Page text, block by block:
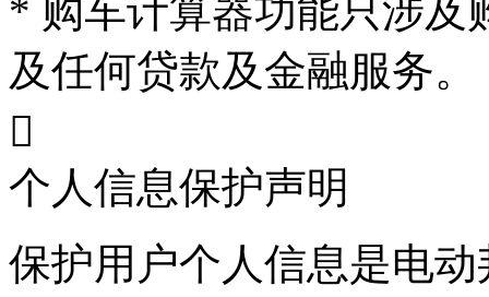
* 购车计算器功能只涉及
及任何贷款及金融服务。

个人信息保护声明
保护用户个人信息是电